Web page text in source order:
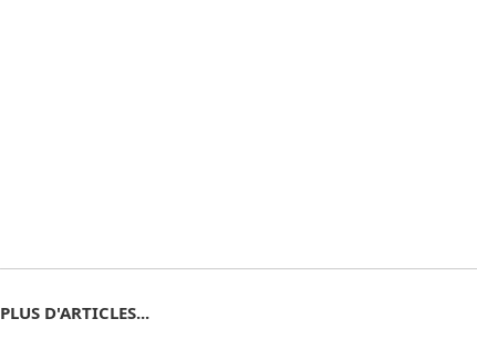
PLUS D'ARTICLES...